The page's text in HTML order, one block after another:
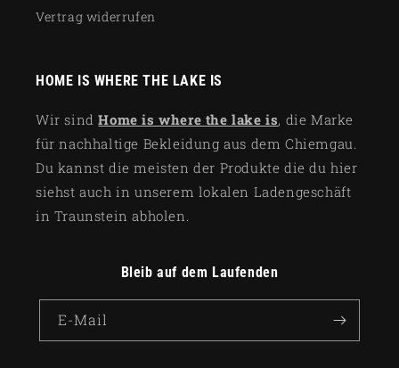
Vertrag widerrufen
HOME IS WHERE THE LAKE IS
Wir sindHome is where the lake is, die Marke
für nachhaltige Bekleidung aus dem Chiemgau.
Du kannst die meisten der Produkte die du hier
siehst auch in unserem lokalen Ladengeschäft
in Traunstein abholen.
Bleib auf dem Laufenden
E-Mail